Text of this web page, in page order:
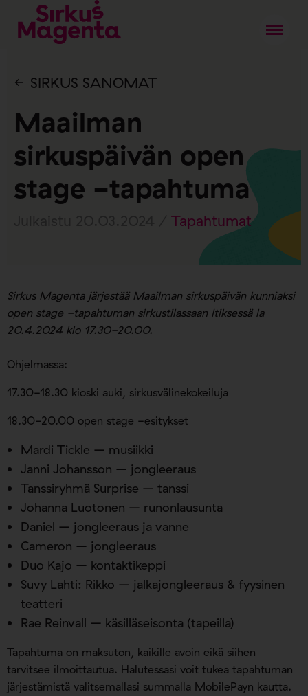
SIRKUS SANOMAT
Maailman
sirkuspäivän open
stage -tapahtuma
Tapahtumat
Sirkus Magenta järjestää Maailman sirkuspäivän kunniaksi
open stage -tapahtuman sirkustilassaan Itiksessä la
20.4.2024 klo 17.30-20.00.
Ohjelmassa:
17.30-18.30 kioski auki, sirkusvälinekokeiluja
18.30-20.00 open stage -esitykset
Mardi Tickle – musiikki
Janni Johansson – jongleeraus
Tanssiryhmä Surprise – tanssi
Johanna Luotonen – runonlausunta
Daniel – jongleeraus ja vanne
Cameron – jongleeraus
Duo Kajo – kontaktikeppi
Suvy Lahti: Rikko – jalkajongleeraus & fyysinen
teatteri
Rae Reinvall – käsilläseisonta (tapeilla)
Tapahtuma on maksuton, kaikille avoin eikä siihen
tarvitsee ilmoittautua. Halutessasi voit tukea tapahtuman
järjestämistä valitsemallasi summalla MobilePayn kautta.